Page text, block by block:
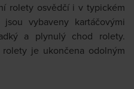
rolety osvědčí i v typickém
vybaveny kartáčovými
a plynulý chod rolety.
je ukončena odolným